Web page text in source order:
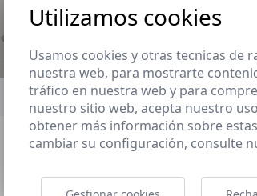
Utilizamos cookies
Usamos cookies y otras tecnicas de
nuestra web, para mostrarte
tráfico en nuestra web y para
nuestro sitio web, acepta nuestro
obtener más información sobre
cambiar su configuración, consulte